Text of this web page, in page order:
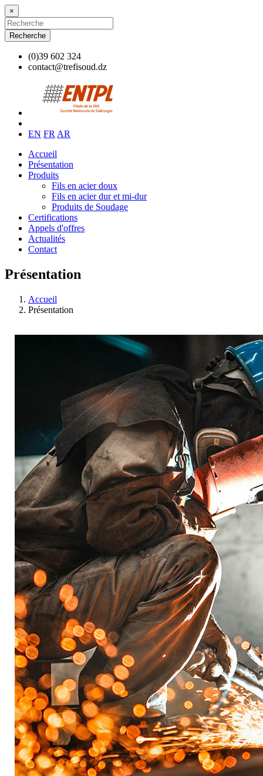
×
Recherche
(0)39 602 324
contact@trefisoud.dz
EN FR AR
Accueil
Présentation
Produits
Fils en acier doux
Fils en acier dur et mi-dur
Produits de Soudage
Certifications
Appels d'offres
Actualités
Contact
Présentation
Accueil
Présentation